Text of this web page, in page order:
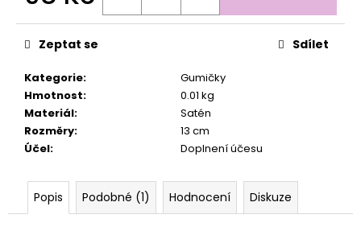
cena:
Kategorie:
Gumičky
Hmotnost:
0.01 kg
Materiál:
Satén
Rozměry:
13 cm
Účel: Doplnení účesu
Zeptat se Sdílet
Popis Podobné (1) Hodnocení Diskuze
u
č
e
m
e